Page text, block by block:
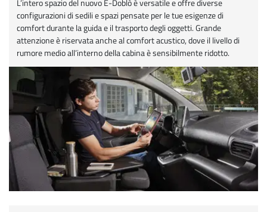
L’intero spazio del nuovo E-Doblò è versatile e offre diverse
configurazioni di sedili e spazi pensate per le tue esigenze di
comfort durante la guida e il trasporto degli oggetti. Grande
attenzione è riservata anche al comfort acustico, dove il livello di
rumore medio all’interno della cabina è sensibilmente ridotto.